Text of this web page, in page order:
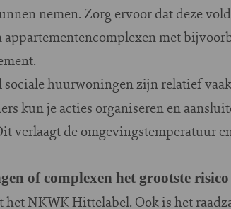
nemen. Zorg ervoor dat deze
met
sociale huurwoningen zijn relatief
kun je acties organiseren en
verlaagt de omgevingstemperatuur
of complexen het grootste
NKWK Hittelabel. Ook is het